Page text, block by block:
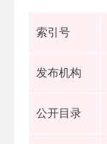
索引号
发布机构
公开目录